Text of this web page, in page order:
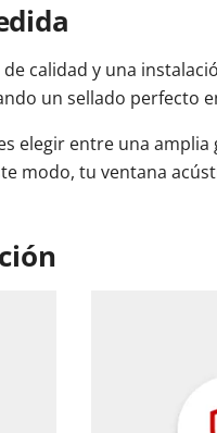
calidad y una
un sellado perfecto
elegir entre una
modo, tu ventana